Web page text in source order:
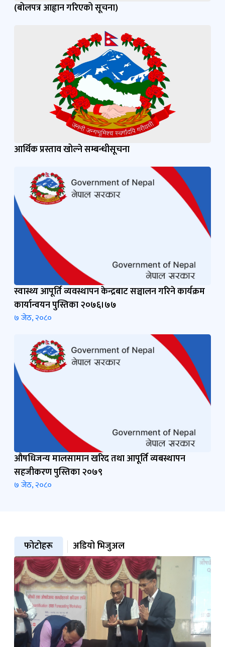
(बोलपत्र आह्वान गरिएको सूचना)
आर्थिक प्रस्ताव खोल्ने सम्बन्धीसूचना
स्वास्थ्य आपूर्ति व्यवस्थापन केन्द्रबाट सञ्चालन गरिने कार्यक्रम
कार्यान्वयन पुस्तिका २०७६।७७
७ जेठ, २०८०
औषधिजन्य मालसामान खरिद तथा आपूर्ति व्यबस्थापन
सहजीकरण पुस्तिका २०७९
७ जेठ, २०८०
फोटोहरू अडियो भिजुअल